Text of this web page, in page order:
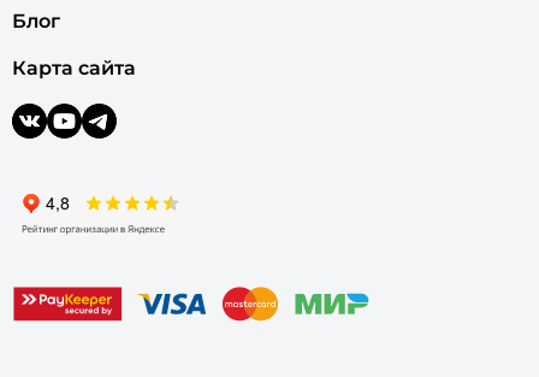
Блог
Карта сайта